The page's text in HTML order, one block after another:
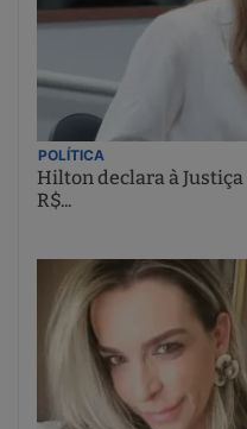
POLÍTICA
Hilton declara à
R$...